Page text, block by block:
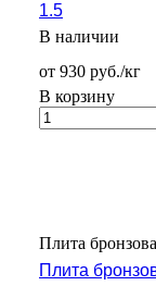
1.5
В наличии
от 930 руб./кг
В корзину
Плита
Плита